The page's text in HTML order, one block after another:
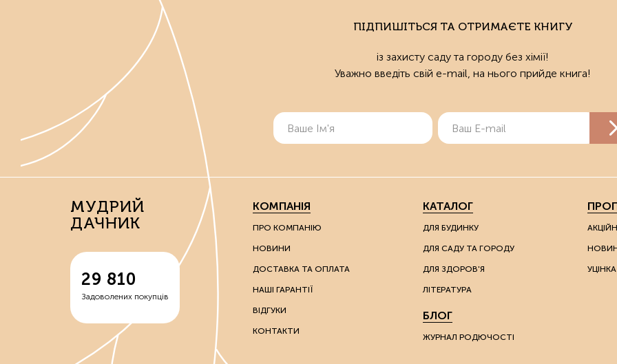
ПІДПИШІТЬСЯ ТА ОТРИМАЄТЕ КНИГУ
із захисту саду та городу без хімії!
Уважно введіть свій e-mail, на нього прийде книга!
МУДРИЙ
ДАЧНИК
29 810
Задоволених покупців
КОМПАНІЯ
ПРО КОМПАНІЮ
НОВИНИ
ДОСТАВКА ТА ОПЛАТА
НАШІ ГАРАНТІЇ
ВІДГУКИ
КОНТАКТИ
КАТАЛОГ
ДЛЯ БУДИНКУ
ДЛЯ САДУ ТА ГОРОДУ
ДЛЯ ЗДОРОВ'Я
ЛІТЕРАТУРА
БЛОГ
ЖУРНАЛ РОДЮЧОСТІ
УЦІНКА